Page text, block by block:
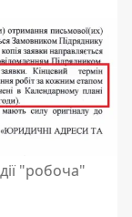
"робоча"